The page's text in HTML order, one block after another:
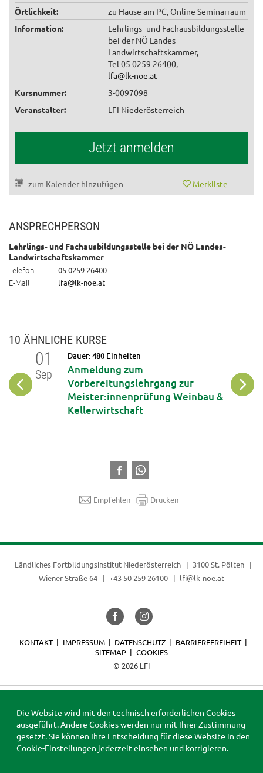
Örtlichkeit:
zu Hause am PC, Online Seminarraum
Information:
Lehrlings- und Fachausbildungsstelle
bei der NÖ Landes-
Landwirtschaftskammer,
Tel 05 0259 26400,
lfa@lk-noe.at
Kursnummer:
3-0097098
Veranstalter:
LFI Niederösterreich
Jetzt anmelden
zum Kalender hinzufügen Merkliste
ANSPRECHPERSON
Lehrlings- und Fachausbildungsstelle bei der NÖ Landes-
Landwirtschaftskammer
Telefon 05 0259 26400
E-Mail lfa@lk-noe.at
10 ÄHNLICHE KURSE
01
Sep
Dauer: 480 Einheiten
Anmeldung zum
Vorbereitungslehrgang zur
Meister:innenprüfung Weinbau &
Kellerwirtschaft
Sep
Empfehlen Drucken
Ländliches Fortbildungsinstitut Niederösterreich
3100 St. Pölten
Wiener Straße 64
+43 50 259 26100 lfi@lk-noe.at
© 2026 LFI
KONTAKT IMPRESSUM DATENSCHUTZ
BARRIEREFREIHEIT
SITEMAP
COOKIES
Die Website wird mit den technisch erforderlichen Cookies
ausgeführt. Andere Cookies werden nur mit Ihrer Zustimmung
gesetzt. Sie können Ihre Entscheidung für diese Website in den
Cookie-Einstellungen jederzeit einsehen und korrigieren.